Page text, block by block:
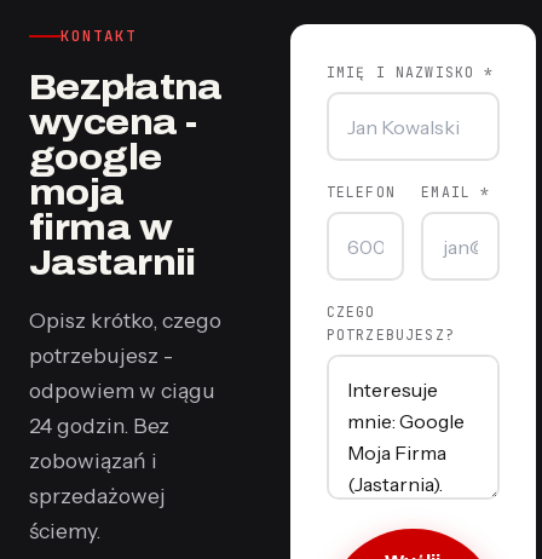
KONTAKT
Bezpłatna
wycena -
google
moja
firma w
Jastarnii
Opisz krótko, czego
potrzebujesz -
odpowiem w ciągu
24 godzin. Bez
zobowiązań i
sprzedażowej
ściemy.
IMIĘ I NAZWISKO *
TELEFON EMAIL *
CZEGO
POTRZEBUJESZ?